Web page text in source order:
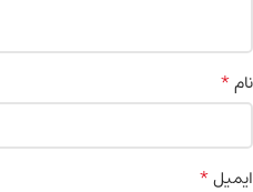
نام*
ایمیل*